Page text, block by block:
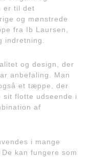
er til det
og mønstrede
fra Ib Laursen,
indretning.
og design, der
anbefaling. Man
et tæppe, der
sit flotte udseende i
af
i mange
kan fungere som